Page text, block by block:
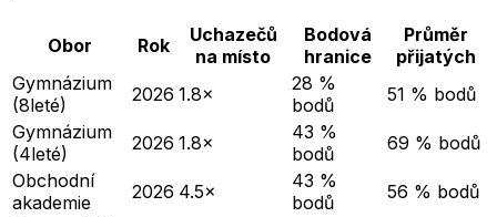
Obor Rok
Uchazečů
na místo
Bodová
hranice
Průměr
přijatých
Gymnázium
(8leté)
2026 1.8×
28 %
bodů
51 % bodů
Gymnázium
(4leté)
2026 1.8×
43 %
bodů
69 % bodů
Obchodní
akademie
2026 4.5×
43 %
bodů
56 % bodů